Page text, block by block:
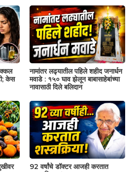
केस
नामांतर लढ्यातील पहिले शहीद जनार्धन
मवाडे : १५० घाव झेलून बाबासाहेबांच्या
नावासाठी दिले बलिदान
92 वर्षांचे डॉक्टर आजही करतात